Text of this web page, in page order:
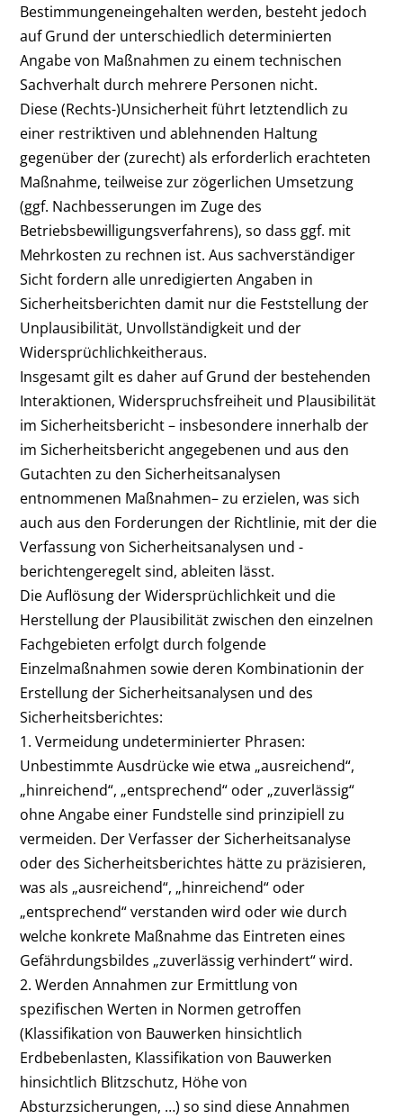
Bestimmungeneingehalten werden, besteht jedoch
auf Grund der unterschiedlich determinierten
Angabe von Maßnahmen zu einem technischen
Sachverhalt durch mehrere Personen nicht.
Diese (Rechts-)Unsicherheit führt letztendlich zu
einer restriktiven und ablehnenden Haltung
gegenüber der (zurecht) als erforderlich erachteten
Maßnahme, teilweise zur zögerlichen Umsetzung
(ggf. Nachbesserungen im Zuge des
Betriebsbewilligungsverfahrens), so dass ggf. mit
Mehrkosten zu rechnen ist. Aus sachverständiger
Sicht fordern alle unredigierten Angaben in
Sicherheitsberichten damit nur die Feststellung der
Unplausibilität, Unvollständigkeit und der
Widersprüchlichkeitheraus.
Insgesamt gilt es daher auf Grund der bestehenden
Interaktionen, Widerspruchsfreiheit und Plausibilität
im Sicherheitsbericht – insbesondere innerhalb der
im Sicherheitsbericht angegebenen und aus den
Gutachten zu den Sicherheitsanalysen
entnommenen Maßnahmen– zu erzielen, was sich
auch aus den Forderungen der Richtlinie, mit der die
Verfassung von Sicherheitsanalysen und -
berichtengeregelt sind, ableiten lässt.
Die Auflösung der Widersprüchlichkeit und die
Herstellung der Plausibilität zwischen den einzelnen
Fachgebieten erfolgt durch folgende
Einzelmaßnahmen sowie deren Kombinationin der
Erstellung der Sicherheitsanalysen und des
Sicherheitsberichtes:
1. Vermeidung undeterminierter Phrasen:
Unbestimmte Ausdrücke wie etwa „ausreichend“,
„hinreichend“, „entsprechend“ oder „zuverlässig“
ohne Angabe einer Fundstelle sind prinzipiell zu
vermeiden. Der Verfasser der Sicherheitsanalyse
oder des Sicherheitsberichtes hätte zu präzisieren,
was als „ausreichend“, „hinreichend“ oder
„entsprechend“ verstanden wird oder wie durch
welche konkrete Maßnahme das Eintreten eines
Gefährdungsbildes „zuverlässig verhindert“ wird.
2. Werden Annahmen zur Ermittlung von
spezifischen Werten in Normen getroffen
(Klassifikation von Bauwerken hinsichtlich
Erdbebenlasten, Klassifikation von Bauwerken
hinsichtlich Blitzschutz, Höhe von
Absturzsicherungen, …) so sind diese Annahmen